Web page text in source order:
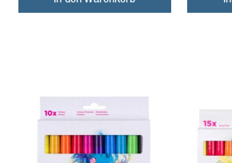
CHF
CHF